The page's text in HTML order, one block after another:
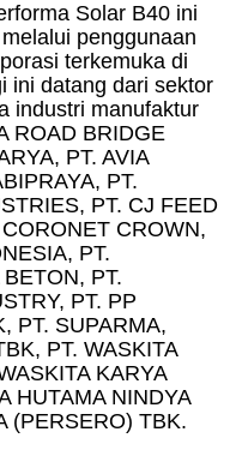
Solar B40 ini
penggunaan
terkemuka di
ini datang dari sektor
industri manufaktur
ROAD BRIDGE
PT. AVIA
PT.
PT. CJ FEED
CROWN,
PT.
PT.
PT. PP
PT. SUPARMA,
PT. WASKITA
KARYA
HUTAMA NINDYA
(PERSERO) TBK.